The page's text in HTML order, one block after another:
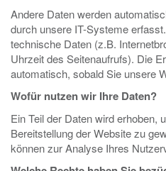
Andere Daten werden
durch unsere IT-Systeme
technische Daten (z.B.
Uhrzeit des Seitenaufrufs). Die
automatisch, sobald Sie unsere
Wofür nutzen wir Ihre Daten?
Ein Teil der Daten wird erhoben,
Bereitstellung der Website zu
können zur Analyse Ihres